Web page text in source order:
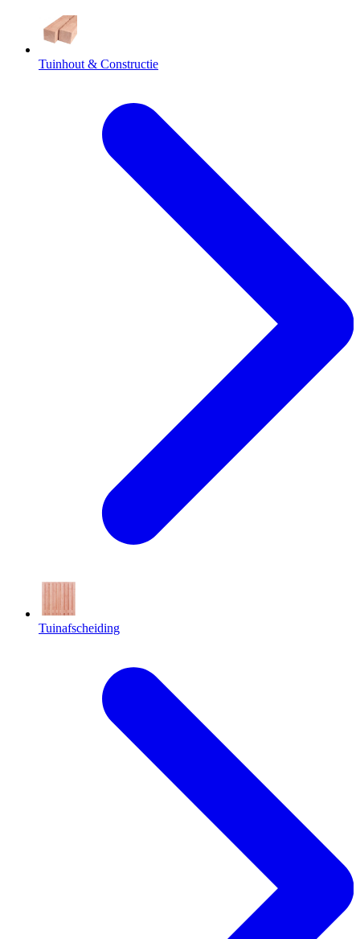
Tuinhout & Constructie
Tuinafscheiding